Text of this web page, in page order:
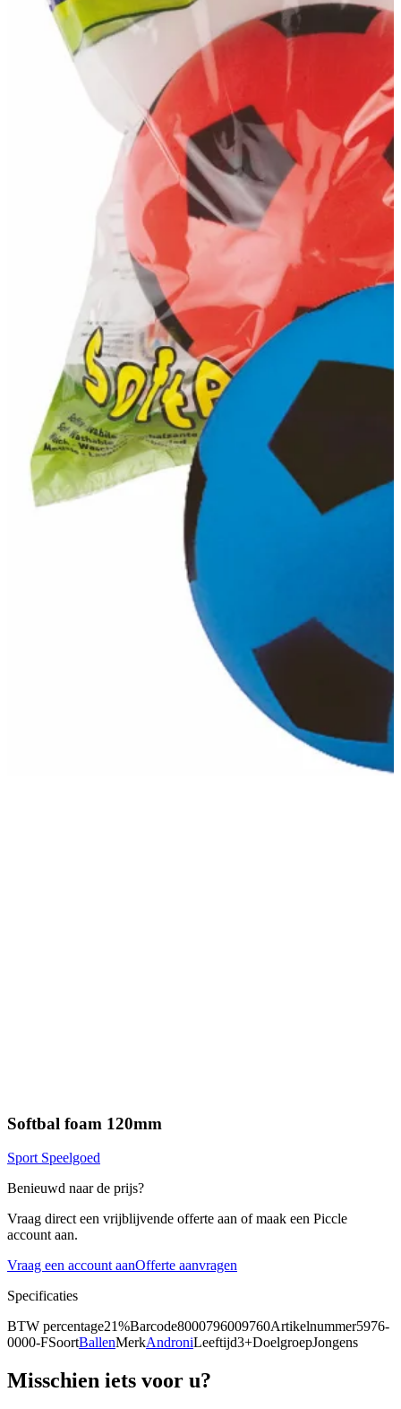
Softbal foam 120mm
Sport Speelgoed
Benieuwd naar de prijs?
Vraag direct een vrijblijvende offerte aan of maak een Piccle
account aan.
Vraag een account aanOfferte aanvragen
Specificaties
BTW percentage21%Barcode8000796009760Artikelnummer5976-
0000-FSoortBallenMerkAndroniLeeftijd3+DoelgroepJongens
Misschien iets voor u?